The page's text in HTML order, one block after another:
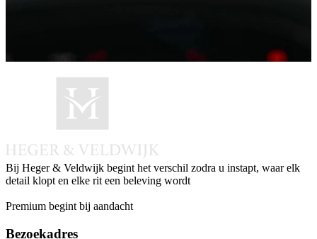
Bij Heger & Veldwijk begint het verschil zodra u instapt, waar elk
detail klopt en elke rit een beleving wordt
Premium begint bij aandacht
Bezoekadres